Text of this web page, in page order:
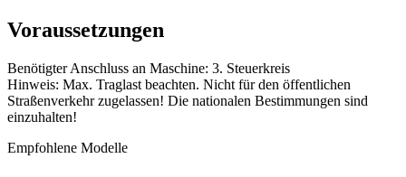
Voraussetzungen
Benötigter Anschluss an Maschine: 3. Steuerkreis
Hinweis: Max. Traglast beachten. Nicht für den öffentlichen
Straßenverkehr zugelassen! Die nationalen Bestimmungen sind
einzuhalten!
Empfohlene Modelle